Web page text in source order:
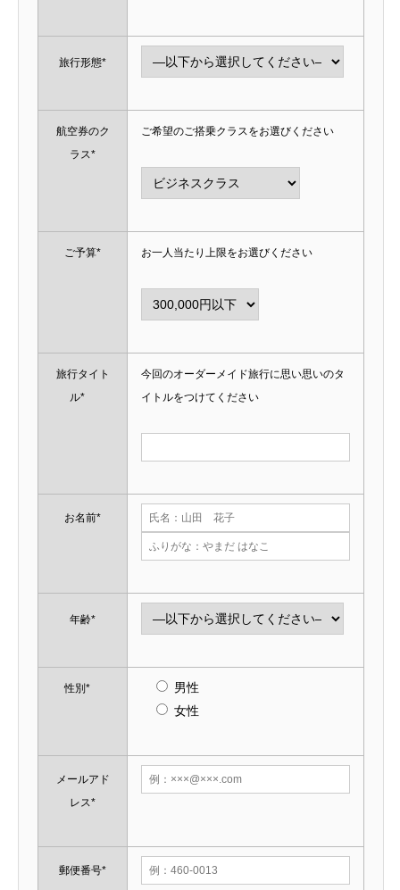
旅行形態*
航空券のク
ラス*
ご希望のご搭乗クラスをお選びください
ご予算* お一人当たり上限をお選びください
旅行タイト
ル*
今回のオーダーメイド旅行に思い思いのタ
イトルをつけてください
お名前*
年齢*
性別*
男性
女性
メールアド
レス*
郵便番号*